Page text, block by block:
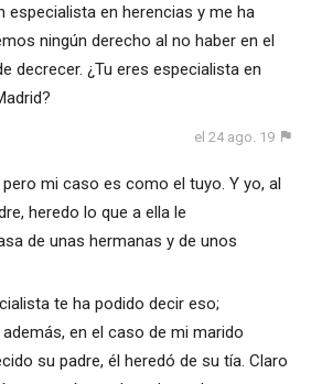
especialista en herencias y me ha
ningún derecho al no haber en el
decrecer. ¿Tu eres especialista en
el 24 ago. 19
mi caso es como el tuyo. Y yo, al
heredo lo que a ella le
de unas hermanas y de unos
te ha podido decir eso;
en el caso de mi marido
su padre, él heredó de su tía. Claro